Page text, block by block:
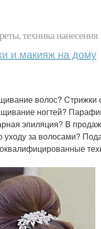
техника нанесения
и макияж на дому
волос? Стрижки
ногтей?
эпиляция? В
уходу за волосами?